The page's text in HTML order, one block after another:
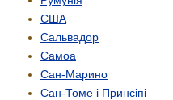
США
Сальвадор
Самоа
Сан-Марино
Сан-Томе і Принсіпі